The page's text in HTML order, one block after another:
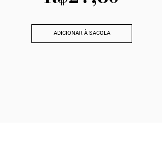
ADICIONAR À SACOLA